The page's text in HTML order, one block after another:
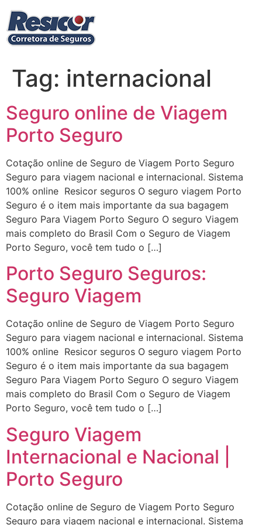
para
conteúdo
Tag: internacional
Seguro online de Viagem
Porto Seguro
Cotação online de Seguro de Viagem Porto Seguro
Seguro para viagem nacional e internacional. Sistema
100% online Resicor seguros O seguro viagem Porto
Seguro é o item mais importante da sua bagagem
Seguro Para Viagem Porto Seguro O seguro Viagem
mais completo do Brasil Com o Seguro de Viagem
Porto Seguro, você tem tudo o […]
Porto Seguro Seguros:
Seguro Viagem
Cotação online de Seguro de Viagem Porto Seguro
Seguro para viagem nacional e internacional. Sistema
100% online Resicor seguros O seguro viagem Porto
Seguro é o item mais importante da sua bagagem
Seguro Para Viagem Porto Seguro O seguro Viagem
mais completo do Brasil Com o Seguro de Viagem
Porto Seguro, você tem tudo o […]
Seguro Viagem
Internacional e Nacional |
Porto Seguro
Cotação online de Seguro de Viagem Porto Seguro
Seguro para viagem nacional e internacional. Sistema